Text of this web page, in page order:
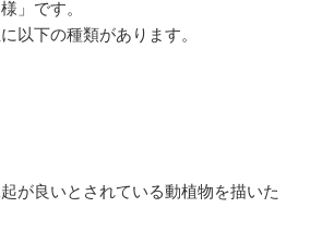
」です。
以下の種類があります。
が良いとされている動植物を描いた